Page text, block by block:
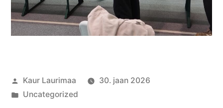
Posted
by
Kaur Laurimaa
30. jaan 2026
Posted
Uncategorized